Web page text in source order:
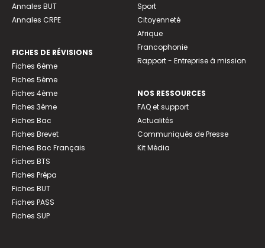
Annales BUT
Annales CRPE
FICHES DE RÉVISIONS
Fiches 6ème
Fiches 5ème
Fiches 4ème
Fiches 3ème
Fiches Bac
Fiches Brevet
Fiches Bac Français
Fiches BTS
Fiches Prépa
Fiches BUT
Fiches PASS
Fiches SUP
Sport
Citoyenneté
Afrique
Francophonie
Rapport - Entreprise à mission
NOS RESSOURCES
FAQ et support
Actualités
Communiqués de Presse
Kit Média